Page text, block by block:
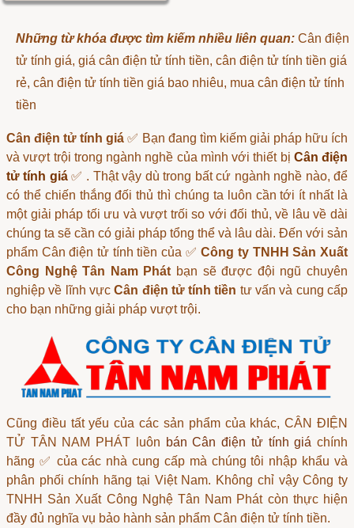
Những từ khóa được tìm kiếm nhiều liên quan: Cân điện
tử tính giá, giá cân điện tử tính tiền, cân điện tử tính tiền giá
rẻ, cân điện tử tính tiền giá bao nhiêu, mua cân điện tử tính
tiền
Cân điện tử tính giá ✅ Bạn đang tìm kiếm giải pháp hữu ích
và vượt trội trong ngành nghề của mình với thiết bị Cân điện
tử tính giá✅ . Thật vậy dù trong bất cứ ngành nghề nào, để
có thể chiến thắng đối thủ thì chúng ta luôn cần tới ít nhất là
một giải pháp tối ưu và vượt trối so với đối thủ, về lâu về dài
chúng ta sẽ cần có giải pháp tổng thể và lâu dài. Đến với sản
phẩm Cân điện tử tính tiền của ✅Công ty TNHH Sản Xuất
Công Nghệ Tân Nam Phát bạn sẽ được đội ngũ chuyên
nghiệp về lĩnh vựcCân điện tử tính tiền tư vấn và cung cấp
cho bạn những giải pháp vượt trội.
Cũng điều tất yếu của các sản phẩm của khác, CÂN ĐIỆN
TỬ TÂN NAM PHÁT luôn bán Cân điện tử tính giá chính
hãng ✅ của các nhà cung cấp mà chúng tôi nhập khẩu và
phân phối chính hãng tại Việt Nam. Không chỉ vậy Công ty
TNHH Sản Xuất Công Nghệ Tân Nam Phát còn thực hiện
đầy đủ nghĩa vụ bảo hành sản phẩm Cân điện tử tính tiền.